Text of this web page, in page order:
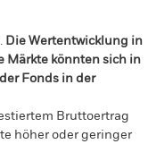
Die Wertentwicklung in
Märkte könnten sich in
Fonds in der
Bruttoertrag
höher oder geringer